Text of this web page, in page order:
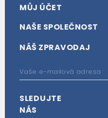
MŮJ ÚČET
NAŠE SPOLEČNOST
NÁŠ ZPRAVODAJ
SLEDUJTE
NÁS